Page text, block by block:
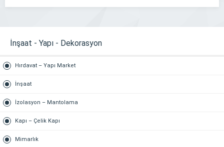
İnşaat - Yapı - Dekorasyon
Hırdavat – Yapı Market
İnşaat
İzolasyon – Mantolama
Kapı – Çelik Kapı
Mimarlık